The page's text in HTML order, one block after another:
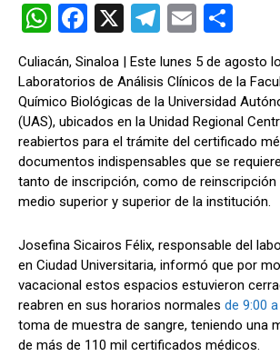
W
h
at
s
A
p
p
F
a
ce
b
o
o
k
X
T
el
e
gr
a
m
E
m
ail m
p
ar
tir
Culiacán, Sinaloa | Este lunes 5 de agosto
Laboratorios de Análisis Clínicos de la
Químico Biológicas de la Universidad
(UAS), ubicados en la Unidad Regional
reabiertos para el trámite del certificado
documentos indispensables que se
tanto de inscripción, como de reinscripción
medio superior y superior de la institución.
Josefina Sicairos Félix, responsable del
en Ciudad Universitaria, informó que por
vacacional estos espacios estuvieron
reabren en sus horarios normales de 9:00
toma de muestra de sangre, teniendo una
de más de 110 mil certificados médicos.